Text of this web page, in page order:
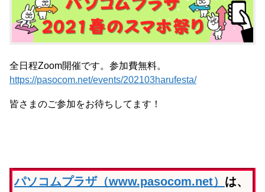
全日程Zoom開催です。参加費無料。
https://pasocom.net/events/202103harufesta/
皆さまのご参加をお待ちしてます！
パソコムプラザ（www.pasocom.net） は、